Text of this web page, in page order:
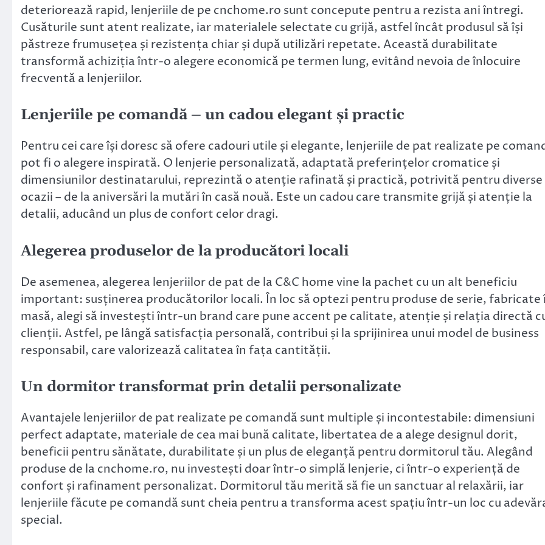
deteriorează rapid, lenjeriile de pe cnchome.ro sunt concepute pentru a rezista ani întregi.
Cusăturile sunt atent realizate, iar materialele selectate cu grijă, astfel încât produsul să își
păstreze frumusețea și rezistența chiar și după utilizări repetate. Această durabilitate
transformă achiziția într-o alegere economică pe termen lung, evitând nevoia de înlocuire
frecventă a lenjeriilor.
Lenjeriile pe comandă – un cadou elegant și practic
Pentru cei care își doresc să ofere cadouri utile și elegante, lenjeriile de pat realizate pe
pot fi o alegere inspirată. O lenjerie personalizată, adaptată preferințelor cromatice și
dimensiunilor destinatarului, reprezintă o atenție rafinată și practică, potrivită pentru diverse
ocazii – de la aniversări la mutări în casă nouă. Este un cadou care transmite grijă și atenție la
detalii, aducând un plus de confort celor dragi.
Alegerea produselor de la producători locali
De asemenea, alegerea lenjeriilor de pat de la C&C home vine la pachet cu un alt beneficiu
important: susținerea producătorilor locali. În loc să optezi pentru produse de serie, fabricate
masă, alegi să investești într-un brand care pune accent pe calitate, atenție și relația directă
clienții. Astfel, pe lângă satisfacția personală, contribui și la sprijinirea unui model de business
responsabil, care valorizează calitatea în fața cantității.
Un dormitor transformat prin detalii personalizate
Avantajele lenjeriilor de pat realizate pe comandă sunt multiple și incontestabile: dimensiuni
perfect adaptate, materiale de cea mai bună calitate, libertatea de a alege designul dorit,
beneficii pentru sănătate, durabilitate și un plus de eleganță pentru dormitorul tău. Alegând
produse de la cnchome.ro, nu investești doar într-o simplă lenjerie, ci într-o experiență de
confort și rafinament personalizat. Dormitorul tău merită să fie un sanctuar al relaxării, iar
lenjeriile făcute pe comandă sunt cheia pentru a transforma acest spațiu într-un loc cu
special.